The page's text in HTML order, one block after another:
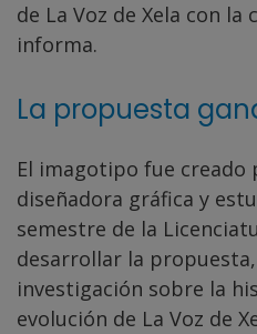
de La Voz de Xela con la
informa.
La propuesta
El imagotipo fue creado
diseñadora gráfica y
semestre de la
desarrollar la
investigación sobre la
evolución de La Voz de